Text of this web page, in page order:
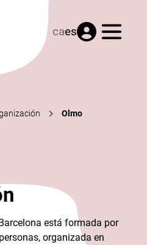
caes Menú
Olmo
está formada por
organizada en